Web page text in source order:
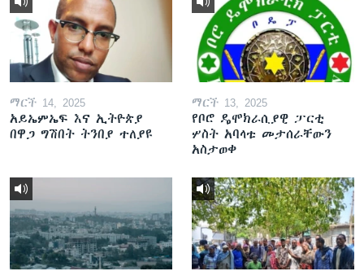
ማርች 14, 2025
አይኤምኤፍ እና ኢትዮጵያ
በዋጋ ግሽበት ትንበያ ተለያዩ
ማርች 13, 2025
የቦሮ ዴሞክራሲያዊ ፓርቲ
ሦስት አባላቱ መታሰራቸውን
አስታወቀ